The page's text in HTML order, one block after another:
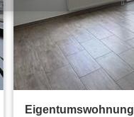
Eigentumswohnung